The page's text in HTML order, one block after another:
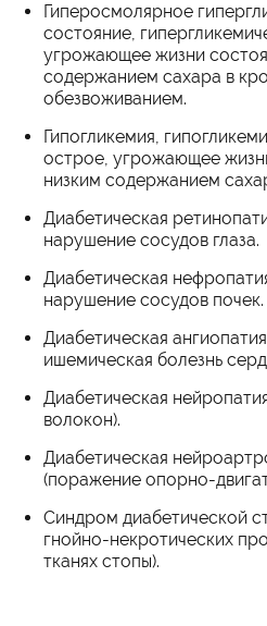
Гиперосмолярное
состояние,
угрожающее жизни
содержанием сахара в
обезвоживанием.
Гипогликемия,
острое, угрожающее
низким содержанием
Диабетическая
нарушение сосудов глаза.
Диабетическая
нарушение сосудов почек.
Диабетическая
ишемическая болезнь
Диабетическая
волокон).
Диабетическая
(поражение опорно-
Синдром диабетической
гнойно-некротических
тканях стопы).